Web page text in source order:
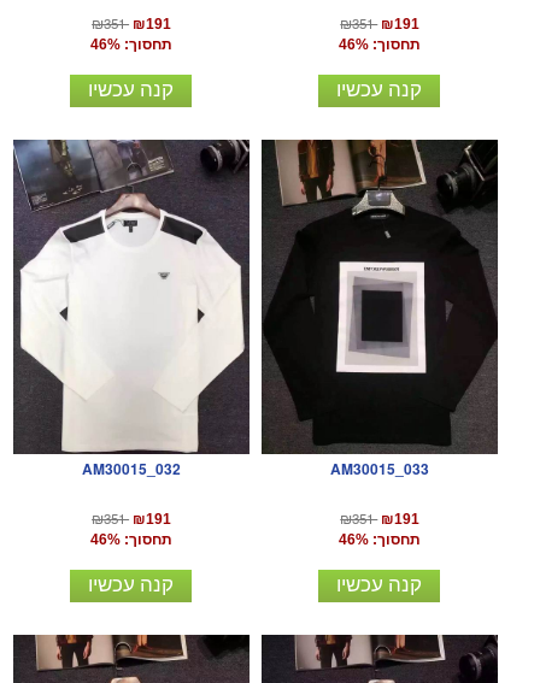
₪351 ₪191
תחסוך: 46%
קנה עכשיו
₪351 ₪191
תחסוך: 46%
קנה עכשיו
AM30015_032
₪351 ₪191
תחסוך: 46%
קנה עכשיו
AM30015_033
₪351 ₪191
תחסוך: 46%
קנה עכשיו